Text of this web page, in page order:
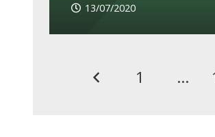
13/07/2020
1 …